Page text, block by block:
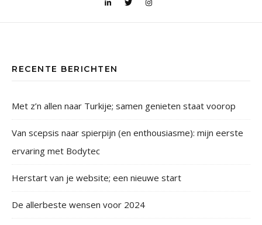
RECENTE BERICHTEN
Met z’n allen naar Turkije; samen genieten staat voorop
Van scepsis naar spierpijn (en enthousiasme): mijn eerste
ervaring met Bodytec
Herstart van je website; een nieuwe start
De allerbeste wensen voor 2024